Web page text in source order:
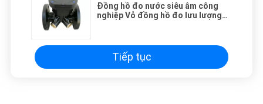
Đồng hồ đo nước siêu âm công
nghiệp Vỏ đồng hồ đo lưu lượng
Tiếp tục